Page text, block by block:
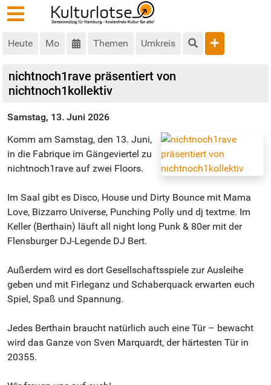
Heute Mo Themen Umkreis
nichtnoch1rave präsentiert von
nichtnoch1kollektiv
Samstag, 13. Juni 2026
Komm am Samstag, den 13. Juni,
in die Fabrique im Gängeviertel zu
nichtnoch1rave auf zwei Floors.
Im Saal gibt es Disco, House und Dirty Bounce mit Mama
Love, Bizzarro Universe, Punching Polly und dj textme. Im
Keller (Berthain) läuft all night long Punk & 80er mit der
Flensburger DJ-Legende DJ Bert.
Außerdem wird es dort Gesellschaftsspiele zur Ausleihe
geben und mit Firleganz und Schaberquack erwarten euch
Spiel, Spaß und Spannung.
Jedes Berthain braucht natürlich auch eine Tür – bewacht
wird das Ganze von Sven Marquardt, der härtesten Tür in
20355.